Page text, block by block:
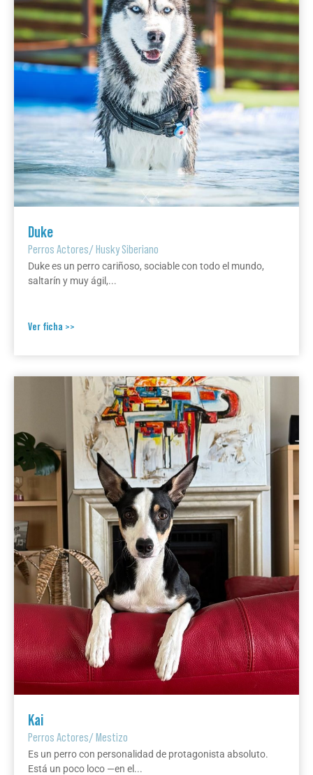
Duke
Perros Actores/Husky Siberiano
Duke es un perro cariñoso, sociable con todo el mundo,
saltarín y muy ágil,...
Ver ficha >>
Kai
Perros Actores/Mestizo
Es un perro con personalidad de protagonista absoluto.
Está un poco loco —en el...